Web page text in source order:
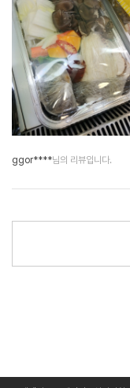
ggor****님의 리뷰입니다.